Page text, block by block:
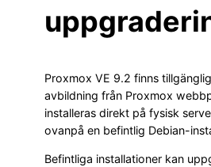
Proxmox VE 9.2 finns
avbildning från Proxmox
installeras direkt på fysisk
ovanpå en befintlig Debian-
Befintliga installationer kan